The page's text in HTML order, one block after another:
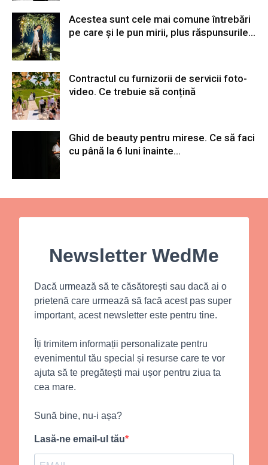
Acestea sunt cele mai comune întrebări
pe care și le pun mirii, plus răspunsurile...
Contractul cu furnizorii de servicii foto-
video. Ce trebuie să conțină
Ghid de beauty pentru mirese. Ce să faci
cu până la 6 luni înainte...
Newsletter WedMe
Dacă urmează să te căsătorești sau dacă ai o
prietenă care urmează să facă acest pas super
important, acest newsletter este pentru tine.
Îți trimitem informații personalizate pentru
evenimentul tău special și resurse care te vor
ajuta să te pregătești mai ușor pentru ziua ta
cea mare.
Sună bine, nu-i așa?
Lasă-ne email-ul tău